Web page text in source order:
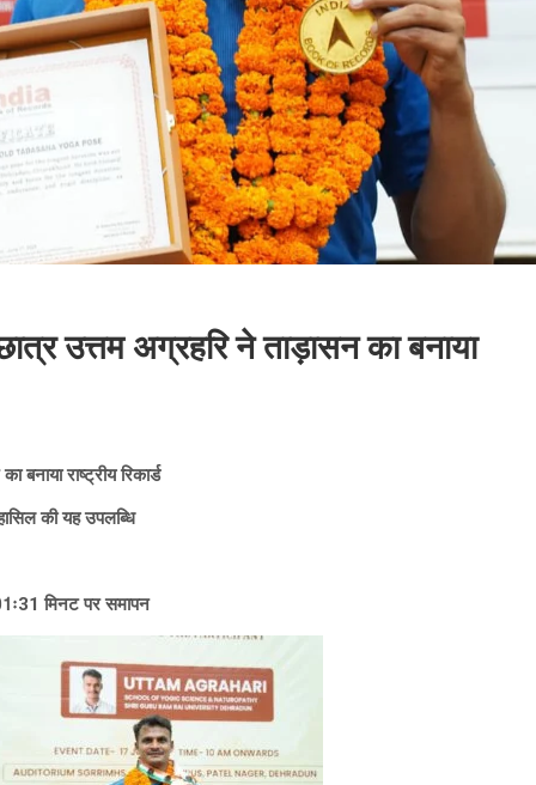
उत्तम अग्रहरि ने ताड़ासन का बनाया
राष्ट्रीय रिकार्ड
की यह उपलब्धि
मिनट पर समापन